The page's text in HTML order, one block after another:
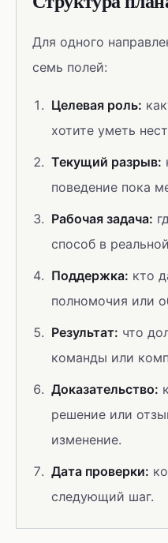
Для одного
семь полей:
Целевая роль:
хотите уметь
Текущий разрыв:
поведение пока
Рабочая задача:
способ в
Поддержка: кто
полномочия или
Результат: что
команды или
Доказательство:
решение или
изменение.
Дата проверки:
следующий шаг.